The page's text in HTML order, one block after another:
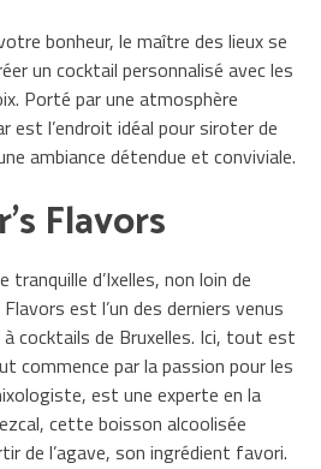
bonheur, le maître des lieux se
un cocktail personnalisé avec les
Porté par une atmosphère
est l’endroit idéal pour siroter de
ambiance détendue et conviviale.
Flavors
d’Ixelles, non loin de
Flavors est l’un des derniers venus
cocktails de Bruxelles. Ici, tout est
commence par la passion pour les
est une experte en la
cette boisson alcoolisée
de l’agave, son ingrédient favori.